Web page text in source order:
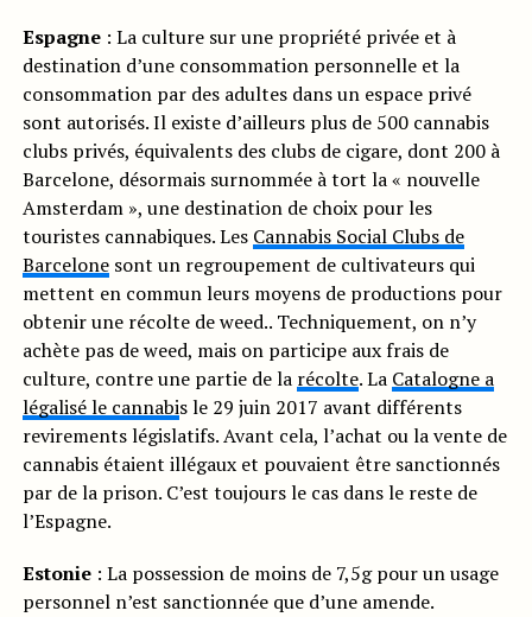
Espagne: La culture sur une propriété privée et à
destination d’une consommation personnelle et la
consommation par des adultes dans un espace privé
sont autorisés. Il existe d’ailleurs plus de 500 cannabis
clubs privés, équivalents des clubs de cigare, dont 200 à
Barcelone, désormais surnommée à tort la « nouvelle
Amsterdam », une destination de choix pour les
touristes cannabiques. Les Cannabis Social Clubs de
Barcelonesont un regroupement de cultivateurs qui
mettent en commun leurs moyens de productions pour
obtenir une récolte de weed.. Techniquement, on n’y
achète pas de weed, mais on participe aux frais de
culture, contre une partie de la récolte. La Catalogne a
légalisé le cannabis le 29 juin 2017 avant différents
revirements législatifs. Avant cela, l’achat ou la vente de
cannabis étaient illégaux et pouvaient être sanctionnés
par de la prison. C’est toujours le cas dans le reste de
l’Espagne.
Estonie: La possession de moins de 7,5g pour un usage
personnel n’est sanctionnée que d’une amende.